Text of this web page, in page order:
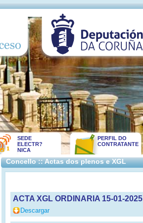
SEDE
ELECTR?
NICA
PERFIL DO
CONTRATANTE
Concello :: Actas dos plenos e XGL
ACTA XGL ORDINARIA 15-01-2025
Descargar